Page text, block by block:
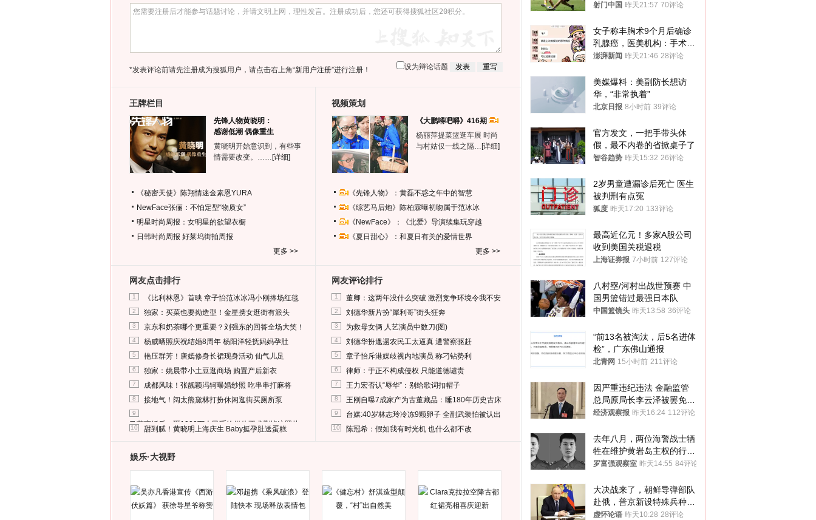
*发表评论前请先注册成为搜狐用户，请点击右上角“新用户注册”进行注册！ 设为辩论话题
王牌栏目
先锋人物黄晓明：
感谢低潮 偶像重生
黄晓明开始意识到，有些事
情需要改变。…… [详细]
《秘密天使》陈翔情迷金素恩YURA
NewFace张俪：不怕定型“物质女”
明星时尚周报：女明星的欲望衣橱
日韩时尚周报 好莱坞街拍周报
更多 >>
视频策划
《大鹏嘚吧嘚》416期
杨丽萍提菜篮逛车展 时尚
与村姑仅一线之隔… [详细]
《先锋人物》：黄磊不惑之年中的智慧
《综艺马后炮》陈柏霖曝初吻属于范冰冰
《NewFace》：《北爱》导演续集玩穿越
《夏日甜心》：和夏日有关的爱情世界
更多 >>
网友点击排行
1 《比利林恩》首映 章子怡范冰冰冯小刚捧场红毯
2 独家：买菜也要拗造型！金星携女逛街有派头
3 京东和奶茶哪个更重要？刘强东的回答全场大笑！
4 杨威晒照庆祝结婚8周年 杨阳洋轻抚妈妈孕肚
5 艳压群芳！唐嫣修身长裙现身活动 仙气儿足
6 独家：姚晨带小土豆逛商场 购置产后新衣
7 成都风味！张靓颖冯轲曝婚纱照 吃串串打麻将
8 接地气！阔太熊黛林打扮休闲逛街买厕所泵
9
马蓉离婚后，砸1000万人民币给媒体要求删掉这照片
10 甜到腻！黄晓明上海庆生 Baby挺孕肚送蛋糕
网友评论排行
1 董卿：这两年没什么突破 激烈竞争环境令我不安
2 刘德华新片扮“犀利哥”街头狂奔
3 为救母女俩 人艺演员中数刀(图)
4 刘德华扮邋遢农民工太逼真 遭警察驱赶
5 章子怡斥港媒歧视内地演员 称刁钻势利
6 律师：于正不构成侵权 只能道德谴责
7 王力宏否认“辱华”：别给歌词扣帽子
8 王刚自曝7成家产为古董藏品：睡180年历史古床
9 台媒:40岁林志玲冷冻9颗卵子 全副武装怕被认出
10 陈冠希：假如我有时光机 也什么都不改
娱乐·大视野
射门中国 昨天21:57 70评论
女子称丰胸术9个月后确诊
乳腺癌，医美机构：手术不
可能引发癌症，建议走司法
澎湃新闻 昨天21:46 28评论
美媒爆料：美副防长想访
华，“非常执着”
北京日报 8小时前 39评论
官方发文，一把手带头休
假，最不内卷的省掀桌子了
智谷趋势 昨天15:32 26评论
2岁男童遭漏诊后死亡 医生
被判刑有点冤
狐度 昨天17:20 133评论
最高近亿元！多家A股公司
收到美国关税退税
上海证券报 7小时前 127评论
八村塁/河村出战世预赛 中
国男篮错过最强日本队
中国篮镜头 昨天13:58 36评论
“前13名被淘汰，后5名进体
检”，广东佛山通报
北青网 15小时前 211评论
因严重违纪违法 金融监管
总局原局长李云泽被罢免全
国人大代表
经济观察报 昨天16:24 112评论
去年八月，两位海警战士牺
牲在维护黄岩岛主权的行动
中
罗富强观察室 昨天14:55 84评论
大决战来了，朝鲜导弹部队
赴俄，普京新设特殊兵种，
76岁老将扛旗
虚怀论语 昨天10:28 28评论